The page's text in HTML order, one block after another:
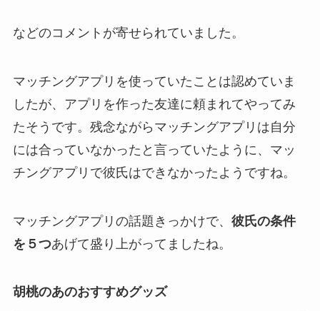
などのコメントが寄せられていました。
マッチングアプリを使っていたことは認めていま
したが、アプリを作った友達に頼まれてやってみ
たそうです。残念ながらマッチングアプリは自分
には合っていなかった と言っていたように、マッ
チングアプリで彼氏はできなかった ようですね。
マッチングアプリの話題きっかけで、 彼氏の条件
を５つあげて盛り上がってましたね。
胡桃のあのおすすめグッズ